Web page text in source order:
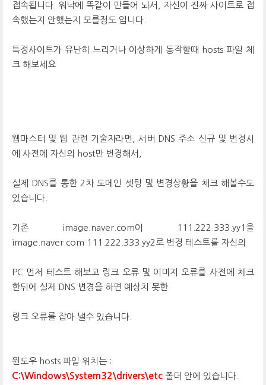
접속됩니다. 워낙에 똑같이 만들어 놔서, 자신이 진짜 사이트로 접
속했는지 안했는지 모를정도 입니다.
특정사이트가 유난히 느리거나 이상하게 동작할때 hosts 파일 체
크 해보세요
웹마스터 및 웹 관련 기술자라면, 서버 DNS 주소 신규 및 변경시
에 사전에 자신의 host만 변경해서,
실제 DNS를 통한 2차 도메인 셋팅 및 변경상황을 체크 해볼수도
있습니다.
기존 image.naver.com이 111.222.333.yy1을
image.naver.com 111.222.333.yy2로 변경 테스트를 자신의
PC 먼저 테스트 해보고 링크 오류 및 이미지 오류를 사전에 체크
한뒤에 실제 DNS 변경을 하면 예상치 못한
링크 오류를 잡아 낼수 있습니다.
윈도우 hosts 파일 위치는 :
C:\Windows\System32\drivers\etc 폴더 안에 있습니다.